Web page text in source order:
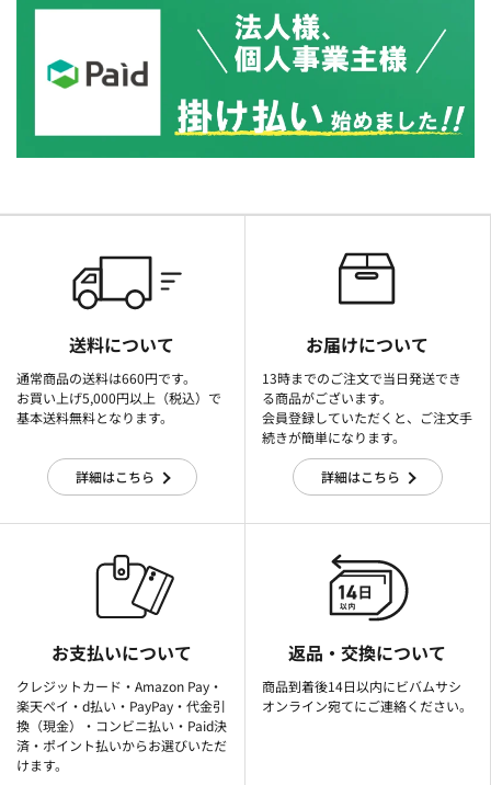
送料について
通常商品の送料は660円です。
お買い上げ5,000円以上（税込）で
基本送料無料となります。
詳細はこちら
お届けについて
13時までのご注文で当日発送でき
る商品がございます。
会員登録していただくと、ご注文手
続きが簡単になります。
詳細はこちら
お支払いについて
クレジットカード・Amazon Pay・
楽天ぺイ・d払い・PayPay・代金引
換（現金）・コンビニ払い・Paid決
済・ポイント払いからお選びいただ
けます。
返品・交換について
商品到着後14日以内にビバムサシ
オンライン宛てにご連絡ください。